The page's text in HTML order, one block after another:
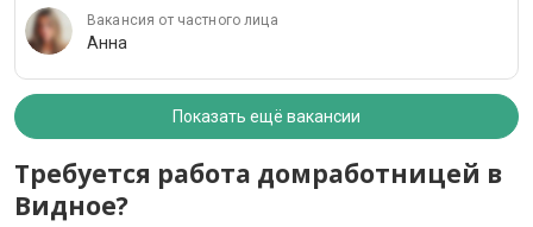
Вакансия от частного лица
Анна
Показать ещё вакансии
Требуется работа домработницей в
Видное?